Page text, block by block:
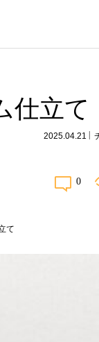
仕立
2025.04.21
0
て